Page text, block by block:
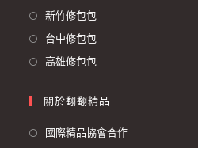
新竹修包包
台中修包包
高雄修包包
關於翻翻精品
國際精品協會合作